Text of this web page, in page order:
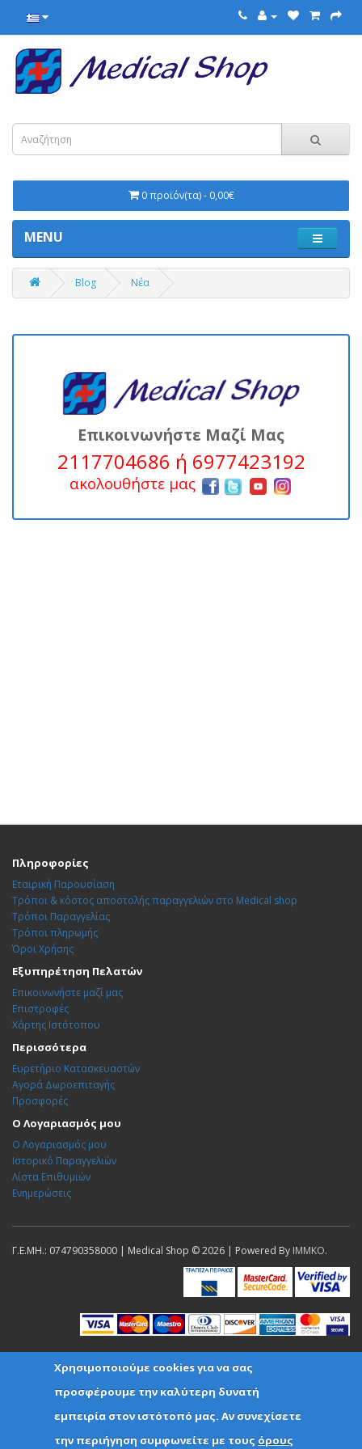
0 προϊόν(τα) - 0,00€
MENU
Blog Νέα
Επικοινωνήστε Μαζί Μας
2117704686 ή 6977423192
ακολουθήστε μας
Πληροφορίες
Εταιρική Παρουσίαση
Τρόποι & κόστος αποστολής παραγγελιών στο Medical shop
Τρόποι Παραγγελίας
Τρόποι πληρωμής
Όροι Χρήσης
Εξυπηρέτηση Πελατών
Επικοινωνήστε μαζί μας
Επιστροφές
Χάρτης Ιστότοπου
Περισσότερα
Ευρετήριο Κατασκευαστών
Αγορά Δωροεπιταγής
Προσφορές
Ο Λογαριασμός μου
Ο Λογαριασμός μου
Ιστορικό Παραγγελιών
Λίστα Επιθυμιών
Ενημερώσεις
Γ.Ε.ΜΗ.: 074790358000 | Medical Shop © 2026 | Powered By IMMKO.
Χρησιμοποιούμε cookies για να σας
προσφέρουμε την καλύτερη δυνατή
εμπειρία στον ιστότοπό μας. Αν συνεχίσετε
την περιήγηση συμφωνείτε με τους όρους